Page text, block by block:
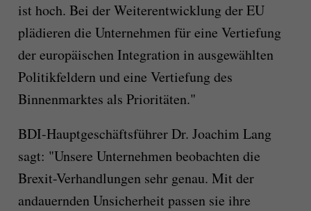
ist hoch. Bei der Weiterentwicklung der EU
plädieren die Unternehmen für eine Vertiefung
der europäischen Integration in ausgewählten
Politikfeldern und eine Vertiefung des
Binnenmarktes als Prioritäten."
BDI-Hauptgeschäftsführer Dr. Joachim Lang
sagt: "Unsere Unternehmen beobachten die
Brexit-Verhandlungen sehr genau. Mit der
andauernden Unsicherheit passen sie ihre